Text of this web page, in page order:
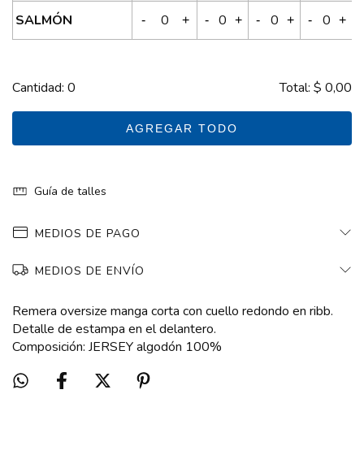
SALMÓN - + - + - + - +
Cantidad: 0 Total: $ 0,00
AGREGAR TODO
Guía de talles
MEDIOS DE PAGO
MEDIOS DE ENVÍO
Remera oversize manga corta con cuello redondo en ribb.
Detalle de estampa en el delantero.
Composición: JERSEY algodón 100%